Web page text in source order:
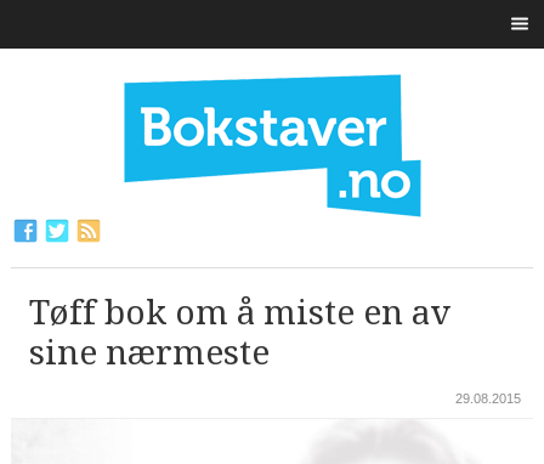
Tøff bok om å miste en av
sine nærmeste
29.08.2015